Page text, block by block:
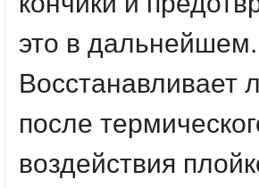
это в дальнейшем.
Восстанавливает
после
воздействия